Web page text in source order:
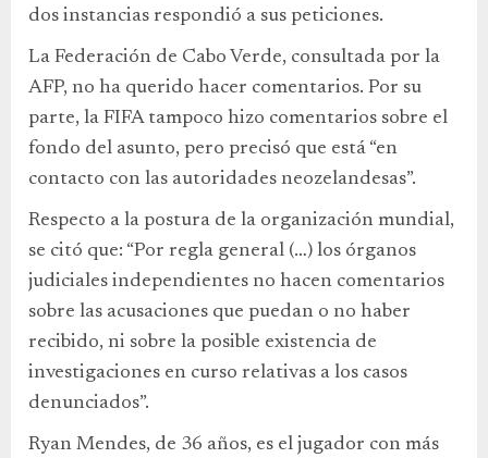
dos instancias respondió a sus peticiones.
La Federación de Cabo Verde, consultada por la
AFP, no ha querido hacer comentarios. Por su
parte, la FIFA tampoco hizo comentarios sobre el
fondo del asunto, pero precisó que está “en
contacto con las autoridades neozelandesas”.
Respecto a la postura de la organización mundial,
se citó que: “Por regla general (…) los órganos
judiciales independientes no hacen comentarios
sobre las acusaciones que puedan o no haber
recibido, ni sobre la posible existencia de
investigaciones en curso relativas a los casos
denunciados”.
Ryan Mendes, de 36 años, es el jugador con más